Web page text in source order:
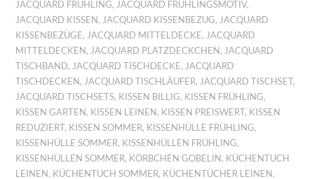
JACQUARD FRÜHLING, JACQUARD FRÜHLINGSMOTIV,
JACQUARD KISSEN , JACQUARD KISSENBEZUG, JACQUARD
KISSENBEZÜGE, JACQUARD MITTELDECKE, JACQUARD
MITTELDECKEN , JACQUARD PLATZDECKCHEN , JACQUARD
TISCHBAND, JACQUARD TISCHDECKE, JACQUARD
TISCHDECKEN , JACQUARD TISCHLÄUFER, JACQUARD TISCHSET,
JACQUARD TISCHSETS, KISSEN BILLIG, KISSEN FRÜHLING,
KISSEN GARTEN , KISSEN LEINEN , KISSEN PREISWERT, KISSEN
REDUZIERT, KISSEN SOMMER, KISSENHÜLLE FRÜHLING,
KISSENHÜLLE SOMMER, KISSENHÜLLEN FRÜHLING,
KISSENHÜLLEN SOMMER, KÖRBCHEN GOBELIN , KÜCHENTUCH
LEINEN , KÜCHENTUCH SOMMER, KÜCHENTÜCHER LEINEN ,